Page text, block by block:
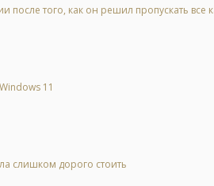
того, как он решил пропускать все
11
слишком дорого стоить